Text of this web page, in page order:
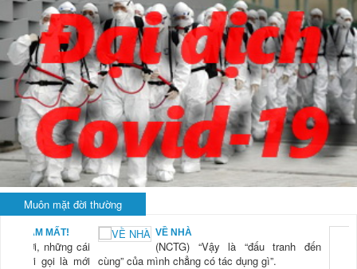
Muôn mặt đời thường
NAM MẤT!
“Xời, những cái
mới gọi là mới
VỀ NHÀ
(NCTG) “Vậy là “đấu tranh đến
cùng” của mình chẳng có tác dụng gì”.